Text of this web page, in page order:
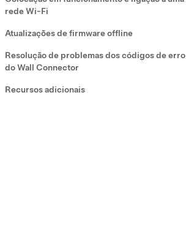
rede Wi-Fi
Atualizações de firmware offline
Resolução de problemas dos códigos de erro
do Wall Connector
Recursos adicionais